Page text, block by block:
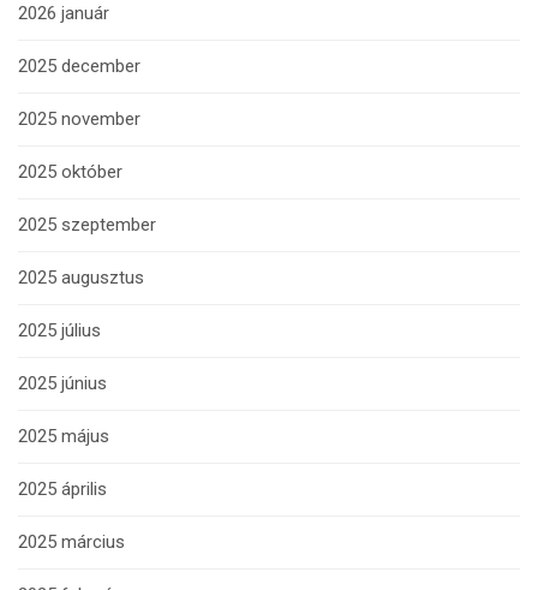
2026 január
2025 december
2025 november
2025 október
2025 szeptember
2025 augusztus
2025 július
2025 június
2025 május
2025 április
2025 március